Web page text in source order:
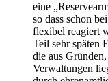
eine
so dass schon
flexibel reagiert
Teil sehr späten
die aus
Verwaltungen